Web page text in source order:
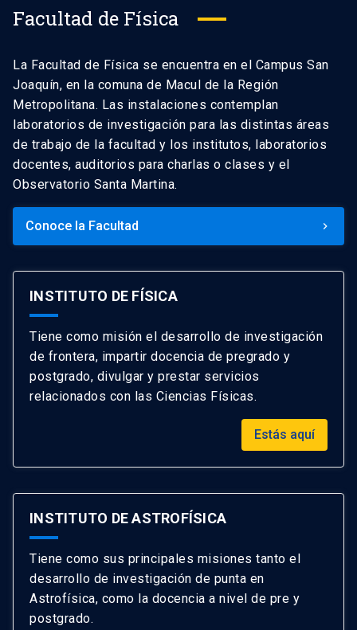
Facultad de Física
La Facultad de Física se encuentra en el Campus San
Joaquín, en la comuna de Macul de la Región
Metropolitana. Las instalaciones contemplan
laboratorios de investigación para las distintas áreas
de trabajo de la facultad y los institutos, laboratorios
docentes, auditorios para charlas o clases y el
Observatorio Santa Martina.
Conoce la Facultad keyboard_arrow_right
INSTITUTO DE FÍSICA
Tiene como misión el desarrollo de investigación
de frontera, impartir docencia de pregrado y
postgrado, divulgar y prestar servicios
relacionados con las Ciencias Físicas.
Estás aquí
INSTITUTO DE ASTROFÍSICA
Tiene como sus principales misiones tanto el
desarrollo de investigación de punta en
Astrofísica, como la docencia a nivel de pre y
postgrado.